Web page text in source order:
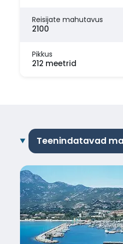
Reisijate mahutavus
2100
Pikkus
212 meetrid
Teenindatavad